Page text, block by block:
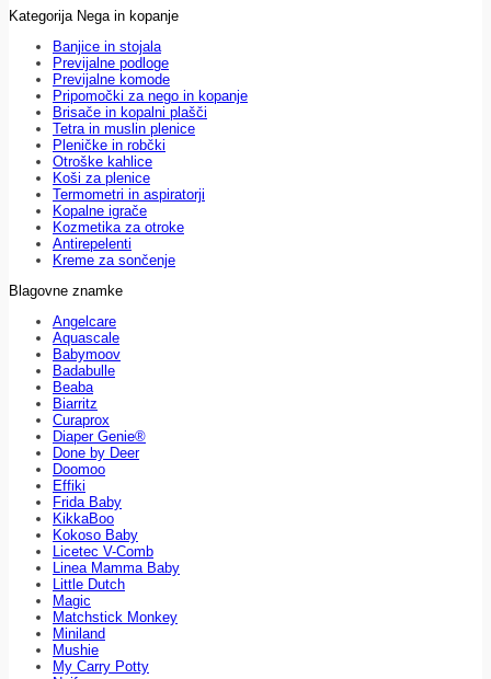
Kategorija Nega in kopanje
Banjice in stojala
Previjalne podloge
Previjalne komode
Pripomočki za nego in kopanje
Brisače in kopalni plašči
Tetra in muslin plenice
Pleničke in robčki
Otroške kahlice
Koši za plenice
Termometri in aspiratorji
Kopalne igrače
Kozmetika za otroke
Antirepelenti
Kreme za sončenje
Blagovne znamke
Angelcare
Aquascale
Babymoov
Badabulle
Beaba
Biarritz
Curaprox
Diaper Genie®
Done by Deer
Doomoo
Effiki
Frida Baby
KikkaBoo
Kokoso Baby
Licetec V-Comb
Linea Mamma Baby
Little Dutch
Magic
Matchstick Monkey
Miniland
Mushie
My Carry Potty